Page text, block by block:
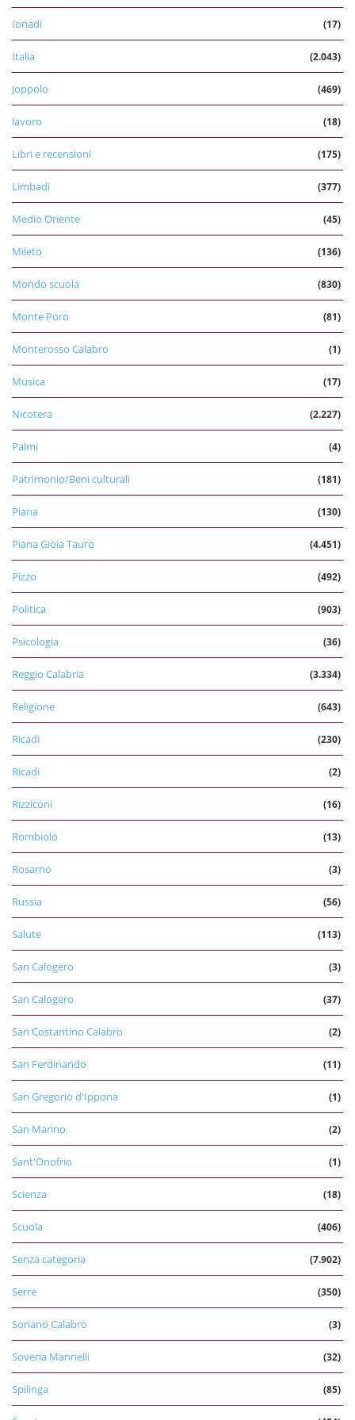
Ionadi (17)
Italia (2.043)
Joppolo (469)
lavoro (18)
Libri e recensioni (175)
Limbadi (377)
Medio Oriente (45)
Mileto (136)
Mondo scuola (830)
Monte Poro (81)
Monterosso Calabro (1)
Musica (17)
Nicotera (2.227)
Palmi (4)
Patrimonio/Beni culturali (181)
Piana (130)
Piana Gioia Tauro (4.451)
Pizzo (492)
Politica (903)
Psicologia (36)
Reggio Calabria (3.334)
Religione (643)
Ricadi (230)
Ricadi (2)
Rizziconi (16)
Rombiolo (13)
Rosarno (3)
Russia (56)
Salute (113)
San Calogero (3)
San Calogero (37)
San Costantino Calabro (2)
San Ferdinando (11)
San Gregorio d'Ippona (1)
San Marino (2)
Sant'Onofrio (1)
Scienza (18)
Scuola (406)
Senza categoria (7.902)
Serre (350)
Soriano Calabro (3)
Soveria Mannelli (32)
Spilinga (85)